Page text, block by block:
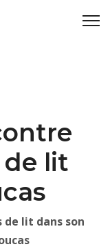
de lit
lit dans son